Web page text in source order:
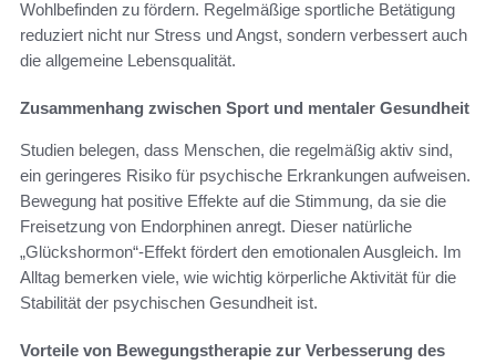
Wohlbefinden zu fördern. Regelmäßige sportliche Betätigung
reduziert nicht nur Stress und Angst, sondern verbessert auch
die allgemeine Lebensqualität.
Zusammenhang zwischen Sport und mentaler Gesundheit
Studien belegen, dass Menschen, die regelmäßig aktiv sind,
ein geringeres Risiko für psychische Erkrankungen aufweisen.
Bewegung hat positive Effekte auf die Stimmung, da sie die
Freisetzung von Endorphinen anregt. Dieser natürliche
„Glückshormon“-Effekt fördert den emotionalen Ausgleich. Im
Alltag bemerken viele, wie wichtig körperliche Aktivität für die
Stabilität der psychischen Gesundheit ist.
Vorteile von Bewegungstherapie zur Verbesserung des